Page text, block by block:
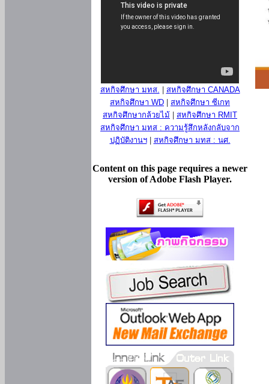
สหกิจศึกษา มทส.
สหกิจศึกษา CANADA
สหกิจศึกษา WD
สหกิจศึกษา ซีเกท
สหกิจศึกษากล้วยไม้
สหกิจศึกษา RMIT
สหกิจศึกษา มทส : ความรู้สึกหลังกลับจาก
ปฏิบัติงานฯ| สหกิจศึกษา มทส : นศ.
Content on this page requires a newer
version of Adobe Flash Player.